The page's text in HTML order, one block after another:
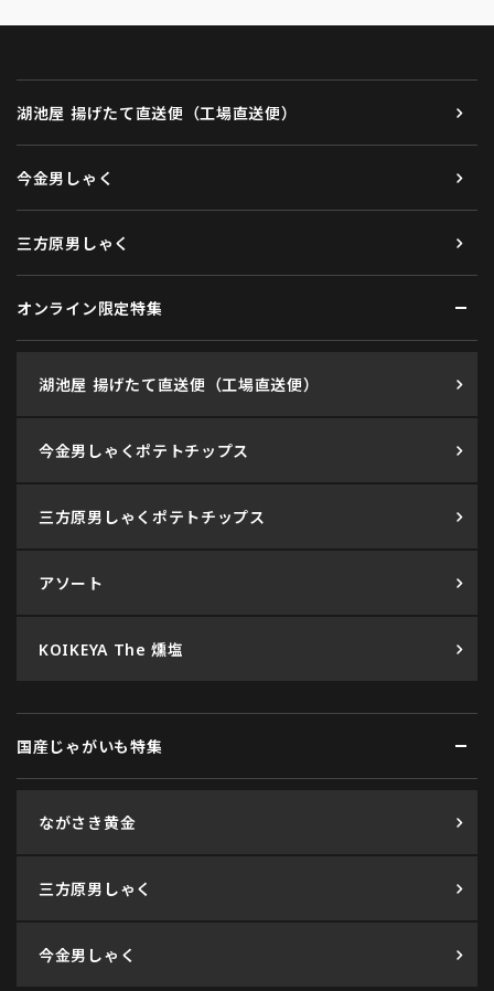
湖池屋 揚げたて直送便（工場直送便）
今金男しゃく
三方原男しゃく
オンライン限定特集
湖池屋 揚げたて直送便（工場直送便）
今金男しゃくポテトチップス
三方原男しゃくポテトチップス
アソート
KOIKEYA The 燻塩
国産じゃがいも特集
ながさき黄金
三方原男しゃく
今金男しゃく